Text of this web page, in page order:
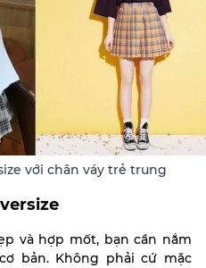
với chân váy trẻ trung
và hợp mốt, bạn cần nắm
bản. Không phải cứ mặc